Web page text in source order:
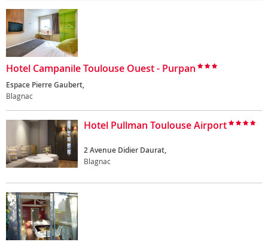
Hotel Campanile Toulouse Ouest - Purpan
Espace Pierre Gaubert,
Blagnac
Hotel Pullman Toulouse Airport
2 Avenue Didier Daurat,
Blagnac